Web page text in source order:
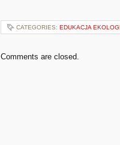
CATEGORIES: EDUKACJA
Comments are closed.